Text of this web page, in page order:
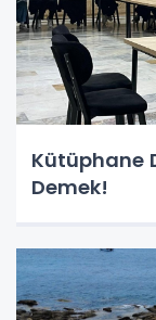
Kütüphane
Demek!